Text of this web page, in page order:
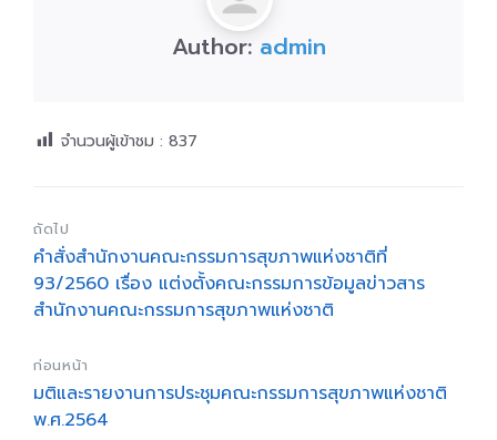
Author: admin
จำนวนผู้เข้าชม : 837
ถัดไป
คำสั่งสำนักงานคณะกรรมการสุขภาพแห่งชาติที่
93/2560 เรื่อง แต่งตั้งคณะกรรมการข้อมูลข่าวสาร
สำนักงานคณะกรรมการสุขภาพแห่งชาติ
ก่อนหน้า
มติและรายงานการประชุมคณะกรรมการสุขภาพแห่งชาติ
พ.ศ.2564